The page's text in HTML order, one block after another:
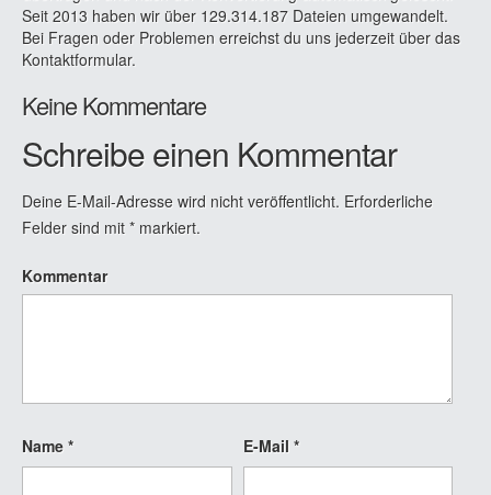
Seit 2013 haben wir über 129.314.187 Dateien umgewandelt.
Bei Fragen oder Problemen erreichst du uns jederzeit über das
Kontaktformular.
Keine Kommentare
Schreibe einen Kommentar
Deine E-Mail-Adresse wird nicht veröffentlicht. Erforderliche
Felder sind mit * markiert.
Kommentar
Name * E-Mail *